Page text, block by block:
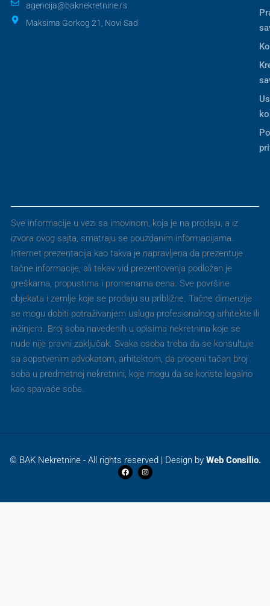
agencija@baknekretnine.rs
Maksima Gorkog 21, Novi Sad
Sve informacije u vezi sa imovinom, koja je na prodaju, a iz
izvora ovog sajta, smatraju se pouzdanim informacijama.
Internet prezentacija kao takva je napravljena da prezentuje
tačne informacije, ali takav vid prezentovanja podložan je
greškama, propustima i promenama cena. Sve površine
objekata i zemlje koje se prodaju su približne. Tačne dimenzije
se mogu dobiti potraživanjem usluga profesionalnog arhitekte ili
inžinjera. Broj soba navedenih u opisima nekretnina koje se
nude nije pravni zaključak. Svaka osoba treba da se konsultuje
sa sopstvenim advokatom, arhitektom, da proceni tačan broj
soba u predmetnoj nekretnini, koje mogu da se koriste legalno
kao spavaće sobe.
© BAK Nekretnine - All rights reserved | Design by Web Consilio.